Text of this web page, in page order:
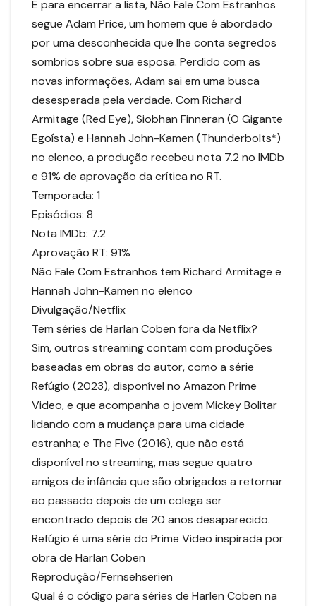
E para encerrar a lista, Não Fale Com Estranhos
segue Adam Price, um homem que é abordado
por uma desconhecida que lhe conta segredos
sombrios sobre sua esposa. Perdido com as
novas informações, Adam sai em uma busca
desesperada pela verdade. Com Richard
Armitage (Red Eye), Siobhan Finneran (O Gigante
Egoísta) e Hannah John-Kamen (Thunderbolts*)
no elenco, a produção recebeu nota 7.2 no IMDb
e 91% de aprovação da crítica no RT.
Temporada: 1
Episódios: 8
Nota IMDb: 7.2
Aprovação RT: 91%
Não Fale Com Estranhos tem Richard Armitage e
Hannah John-Kamen no elenco
Divulgação/Netflix
Tem séries de Harlan Coben fora da Netflix?
Sim, outros streaming contam com produções
baseadas em obras do autor, como a série
Refúgio (2023), disponível no Amazon Prime
Video, e que acompanha o jovem Mickey Bolitar
lidando com a mudança para uma cidade
estranha; e The Five (2016), que não está
disponível no streaming, mas segue quatro
amigos de infância que são obrigados a retornar
ao passado depois de um colega ser
encontrado depois de 20 anos desaparecido.
Refúgio é uma série do Prime Video inspirada por
obra de Harlan Coben
Reprodução/Fernsehserien
Qual é o código para séries de Harlen Coben na